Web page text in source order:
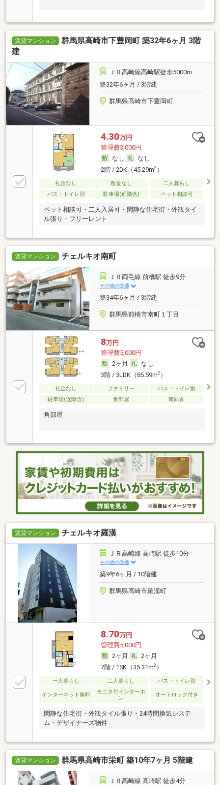
賃貸マンション
群馬県高崎市下豊岡町 築32年6ヶ月 3階
建
ＪＲ高崎線高崎駅徒歩5000m
築32年6ヶ月 / 3階建
群馬県高崎市下豊岡町
4.30万円
管理費3,000円
なし
なし
2階 / 2DK（45.29m2）
礼金なし 敷金なし
二人暮らし
バス・トイレ別
駐車場(近隣含) ペット相談可
ペット相談可・二人入居可・閑静な住宅街・外観タイ
ル張り・フリーレント
賃貸マンション チェルキオ南町
ＪＲ両毛線 前橋駅 徒歩9分
その他の交通
築34年6ヶ月 / 3階建
群馬県前橋市南町１丁目
8万円
管理費5,000円
2ヶ月
なし
3階 / 3LDK（85.59m2）
礼金なし ファミリー
バス・トイレ別
駐車場(近隣含)
角部屋 南向き
角部屋
賃貸マンション チェルキオ羅漢
ＪＲ高崎線 高崎駅 徒歩10分
その他の交通
築9年6ヶ月 / 10階建
群馬県高崎市羅漢町
8.70万円
管理費5,000円
2ヶ月
2ヶ月
7階 / 1SK（35.31m2）
一人暮らし 二人暮らし バス・トイレ別
インターネット無料
モニタ付インターホ
ン
オートロック付き
閑静な住宅街・外観タイル張り・24時間換気システ
ム・デザイナーズ物件
賃貸マンション 群馬県高崎市栄町 築10年7ヶ月 5階建
ＪＲ高崎線 高崎駅 徒歩4分